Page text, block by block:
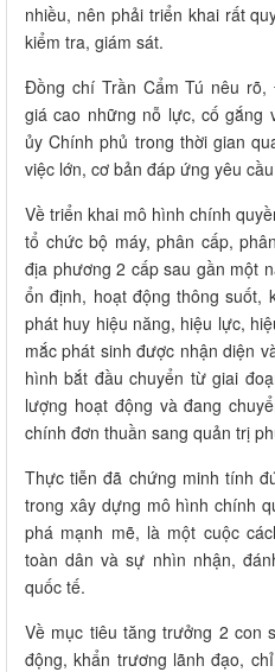
nhiều, nên phải triển khai rất
kiểm tra, giám sát.
Đồng chí Trần Cẩm Tú nêu
giá cao những nỗ lực, cố gắng
ủy Chính phủ trong thời gian
việc lớn, cơ bản đáp ứng yêu
Về triển khai mô hình chính
tổ chức bộ máy, phân cấp,
địa phương 2 cấp sau gần một
ổn định, hoạt động thông suốt,
phát huy hiệu năng, hiệu lực,
mắc phát sinh được nhận diện
hình bắt đầu chuyển từ giai
lượng hoạt động và đang
chính đơn thuần sang quản trị
Thực tiễn đã chứng minh tính
trong xây dựng mô hình chính
phá mạnh mẽ, là một cuộc
toàn dân và sự nhìn nhận,
quốc tế.
Về mục tiêu tăng trưởng 2 con
động, khẩn trương lãnh đạo,